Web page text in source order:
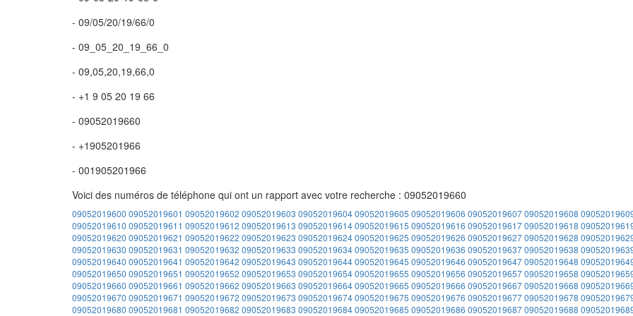
- 09/05/20/19/66/0
- 09_05_20_19_66_0
- 09,05,20,19,66,0
- +1 9 05 20 19 66
- 09052019660
- +1905201966
- 001905201966
Voici des numéros de téléphone qui ont un rapport avec votre recherche : 09052019660
09052019600 09052019601 09052019602 09052019603 0905201960409052019605 09052019606 0905201960709052019608
09052019610 09052019611 09052019612 09052019613 0905201961409052019615 09052019616 0905201961709052019618
09052019620 09052019621 09052019622 09052019623 0905201962409052019625 09052019626 0905201962709052019628
09052019630 09052019631 09052019632 09052019633 0905201963409052019635 09052019636 0905201963709052019638
09052019640 09052019641 09052019642 09052019643 0905201964409052019645 09052019646 0905201964709052019648
09052019650 09052019651 09052019652 09052019653 0905201965409052019655 09052019656 0905201965709052019658
09052019660 09052019661 09052019662 09052019663 0905201966409052019665 09052019666 0905201966709052019668
09052019670 09052019671 09052019672 09052019673 0905201967409052019675 09052019676 0905201967709052019678
09052019680 09052019681 09052019682 09052019683 0905201968409052019685 09052019686 0905201968709052019688